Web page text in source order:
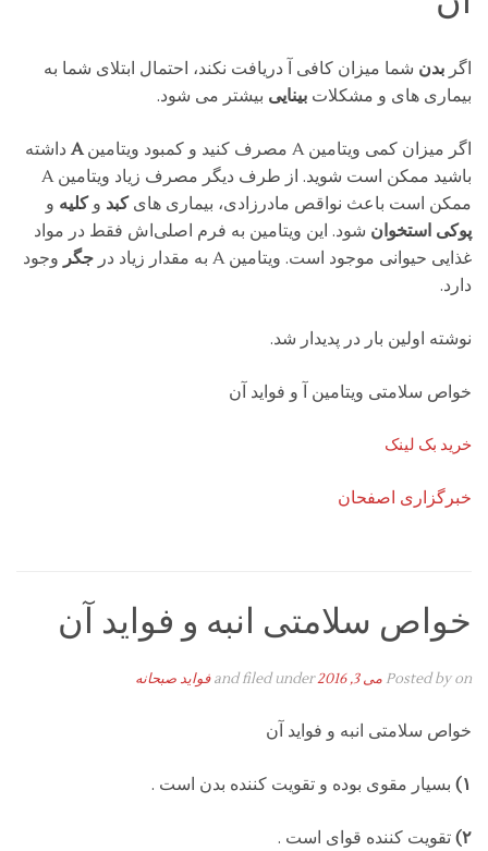
اگر بدن شما میزان کافی آ دریافت نکند، احتمال ابتلای شما به
بیماری های و مشکلات بینایی بیشتر می شود.
اگر میزان کمی ویتامین A مصرف کنید و کمبود ویتامین A داشته
باشید ممکن است
شوید. از طرف دیگر مصرف زیاد ویتامین A
ممکن است باعث نواقص مادرزادی، بیماری هایکبد وکلیه و
پوکی استخوان شود. این ویتامین به فرم اصلی‌اش فقط در مواد
غذایی حیوانی موجود است. ویتامین A به مقدار زیاد در
جگر وجود
دارد.
نوشته اولین بار در پدیدار شد.
خواص سلامتی ویتامین آ و فواید آن
خرید بک لینک
خبرگزاری اصفحان
خواص سلامتی انبه و فواید آن
Posted byon می 3, 2016 and filed under فواید صبحانه
خواص سلامتی انبه و فواید آن
۱) بسیار مقوی بوده و تقویت کننده بدن است .
۲) تقویت کننده قوای است .